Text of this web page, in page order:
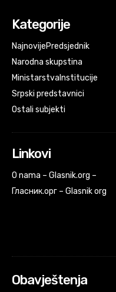
Kategorije
NajnovijePredsjednik
Narodna skupstina
Ministarstva Institucije
Srpski predstavnici
Ostali subjekti
Linkovi
O nama – Glasnik.org –
Гласник.орг – Glasnik org
Obavještenja